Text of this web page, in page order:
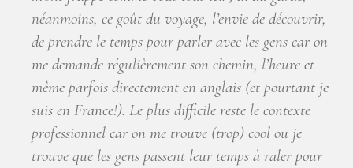
néanmoins, ce goût du voyage, l’envie de découvrir,
de prendre le temps pour parler avec les gens car on
me demande régulièrement son chemin, l’heure et
même parfois directement en anglais (et pourtant je
suis en France!). Le plus difficile reste le contexte
professionnel car on me trouve (trop) cool ou je
trouve que les gens passent leur temps à raler pour